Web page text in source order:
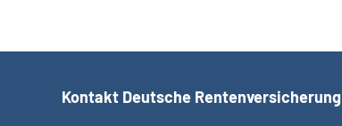
Kontakt Deutsche Rentenversicherung